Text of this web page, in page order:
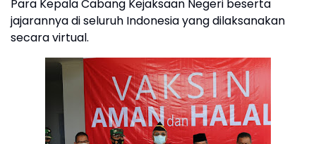
Para Kepala Cabang Kejaksaan Negeri beserta
jajarannya di seluruh Indonesia yang dilaksanakan
secara virtual.